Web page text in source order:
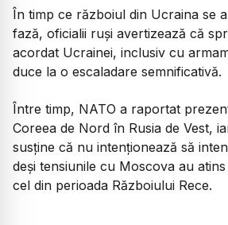
În timp ce războiul din Ucraina se
fază, oficialii ruși avertizează că
acordat Ucrainei, inclusiv cu
duce la o escaladare semnificativă.
Între timp, NATO a raportat
Coreea de Nord în Rusia de Vest,
susține că nu intenționează să
deși tensiunile cu Moscova au
cel din perioada Războiului Rece.